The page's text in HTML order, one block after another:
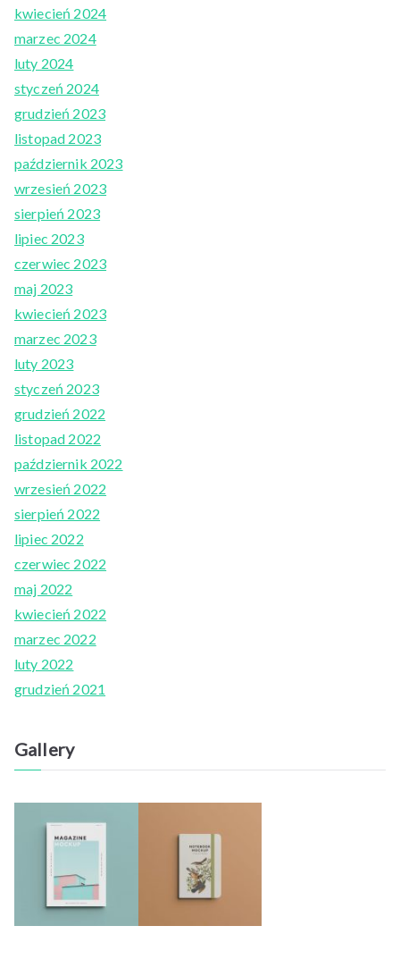
kwiecień 2024
marzec 2024
luty 2024
styczeń 2024
grudzień 2023
listopad 2023
październik 2023
wrzesień 2023
sierpień 2023
lipiec 2023
czerwiec 2023
maj 2023
kwiecień 2023
marzec 2023
luty 2023
styczeń 2023
grudzień 2022
listopad 2022
październik 2022
wrzesień 2022
sierpień 2022
lipiec 2022
czerwiec 2022
maj 2022
kwiecień 2022
marzec 2022
luty 2022
grudzień 2021
Gallery